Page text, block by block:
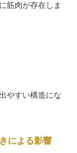
筋肉が存在しま
やすい構造にな
による影響